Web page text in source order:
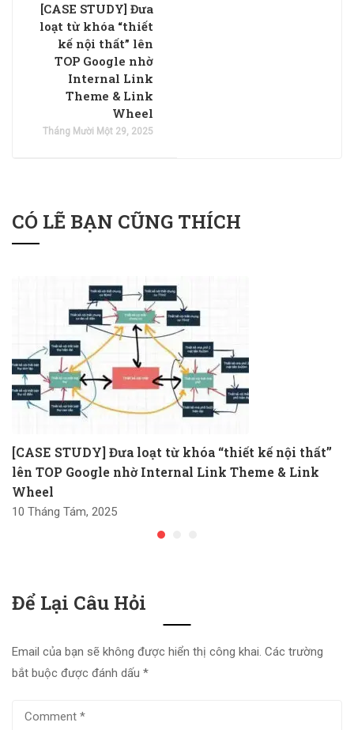
[CASE STUDY] Đưa
loạt từ khóa “thiết
kế nội thất” lên
TOP Google nhờ
Internal Link
Theme & Link
Wheel
Tháng Mười Một 29, 2025
CÓ LẼ BẠN CŨNG THÍCH
[CASE STUDY] Đưa loạt từ khóa “thiết kế nội thất”
lên TOP Google nhờ Internal Link Theme & Link
Wheel
10 Tháng Tám, 2025
Để Lại Câu Hỏi
Email của bạn sẽ không được hiển thị công khai. Các trường
bắt buộc được đánh dấu *